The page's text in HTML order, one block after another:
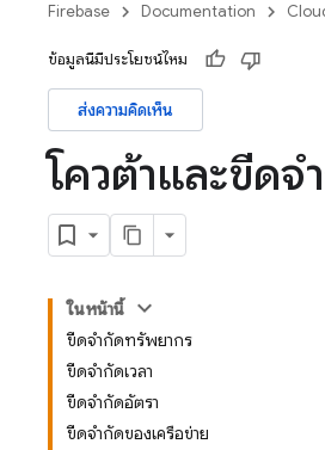
Firebase Documentation
ข้อมูลนี้มีประโยชน์ไหม
ส่งความคิดเห็น
โควต้าและขีดจ
ในหน้านี้
ขีดจำกัดทรัพยากร
ขีดจำกัดเวลา
ขีดจำกัดอัตรา
ขีดจำกัดของเครือข่าย